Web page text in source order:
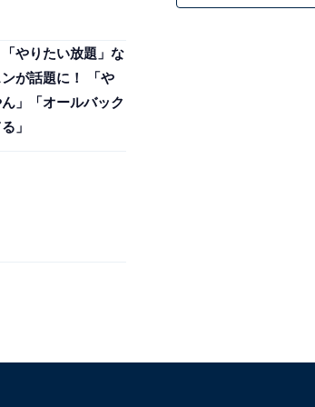
やりたい放題」な
が話題に！ 「や
」「オールバック
」